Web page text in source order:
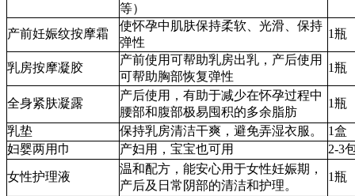
等）
产前妊娠纹按摩霜
使怀孕中肌肤保持柔软、光滑、保持
弹性
1瓶
乳房按摩凝胶
产前使用可帮助乳房出乳，产后使用
可帮助胸部恢复弹性
1瓶
全身紧肤凝露
产后使用，有助于减少在怀孕过程中
腰部和腹部极易囤积的多余脂肪
1瓶
乳垫 保持乳房清洁干爽，避免弄湿衣服。
1盒
妇婴两用巾
产妇用，宝宝也可用 2-3
女性护理液
温和配方，能安心用于女性妊娠期，
产后及日常阴部的清洁和护理。
1瓶